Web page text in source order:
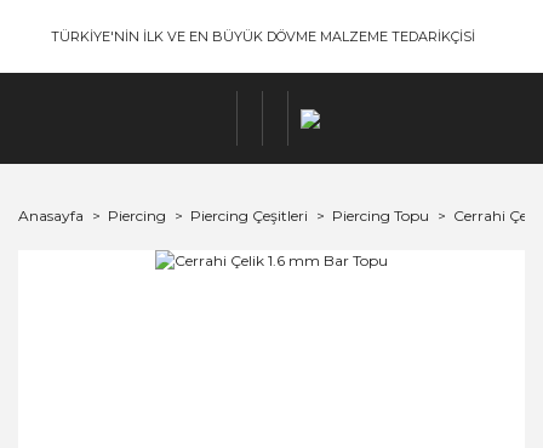
TÜRKİYE'NİN İLK VE EN BÜYÜK DÖVME MALZEME TEDARİKÇİSİ
Anasayfa Piercing Piercing Çeşitleri Piercing Topu Cerrahi